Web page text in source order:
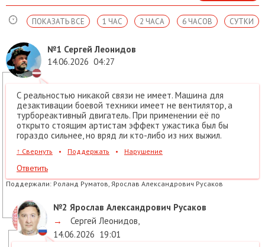
СУТКИ
6 ЧАСОВ
2 ЧАСА
1 ЧАС
ПОКАЗАТЬ ВСЕ
№1 Сергей Леонидов
14.06.2026 04:27
С реальностью никакой связи не имеет. Машина для
дезактивации боевой техники имеет не вентилятор, а
турбореактивный двигатель. При применении её по
открыто стоящим артистам эффект ужастика был бы
гораздо сильнее, но вряд ли кто-либо из них выжил.
↑ Свернуть • Поддержать • Нарушение
Ответить
Поддержали: Роланд Руматов, Ярослав Александрович Русаков
№2 Ярослав Александрович Русаков
→
Сергей Леонидов,
14.06.2026 19:01